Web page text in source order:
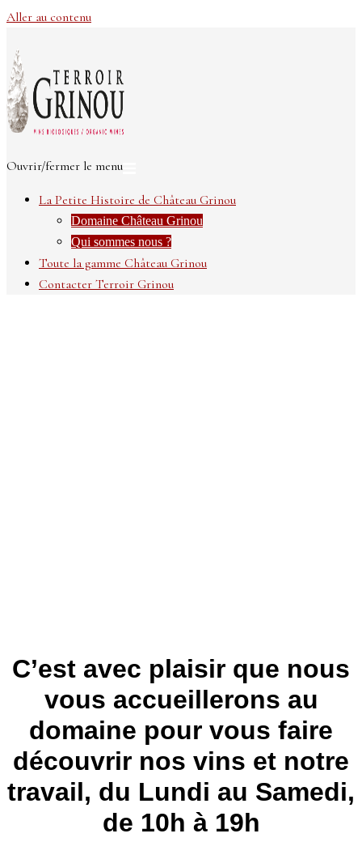
Aller au contenu
Ouvrir/fermer le menu
La Petite Histoire de Château Grinou
Domaine Château Grinou
Qui sommes nous ?
Toute la gamme Château Grinou
Contacter Terroir Grinou
C’est avec plaisir que nous
vous accueillerons au
domaine pour vous faire
découvrir nos vins et notre
travail, du Lundi au Samedi,
de 10h à 19h